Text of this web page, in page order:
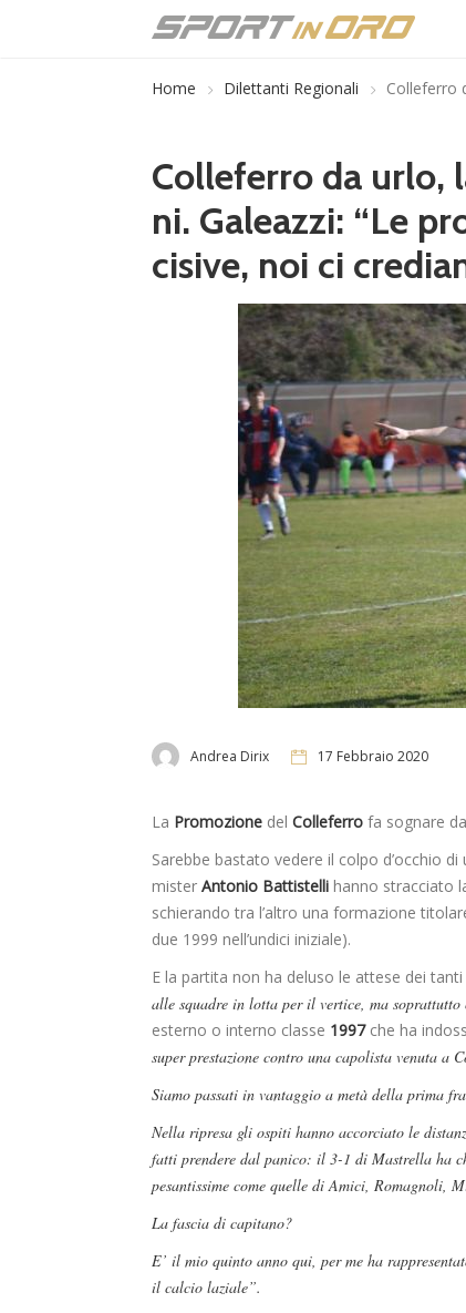
Home Dilettanti Regionali Colleferro
Colleferro da urlo,
ni. Galeazzi: “Le
cisive, noi ci
Andrea Dirix 17 Febbraio 2020
La Promozione del Colleferro fa sognare
Sarebbe bastato vedere il colpo d’occhio di
mister Antonio Battistelli hanno stracciato
schierando tra l’altro una formazione
due 1999 nell’undici iniziale).
E la partita non ha deluso le attese dei
alle squadre in lotta per il vertice, ma
esterno o interno classe 1997che ha
super prestazione contro una capolista venuta a
Siamo passati in vantaggio a metà della prima
Nella ripresa gli ospiti hanno accorciato le
fatti prendere dal panico: il 3-1 di Mastrella ha
pesantissime come quelle di Amici, Romagnoli,
La fascia di capitano?
E’ il mio quinto anno qui, per me ha
il calcio laziale”.